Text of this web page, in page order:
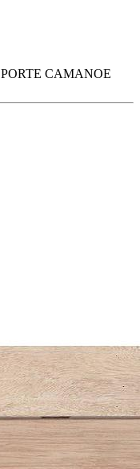
PORTE CAMANOE